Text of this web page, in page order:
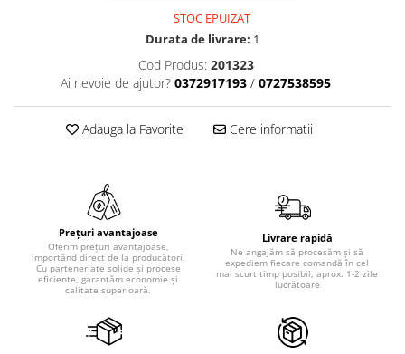
STOC EPUIZAT
Durata de livrare: 1
Cod Produs: 201323
Ai nevoie de ajutor? 0372917193 / 0727538595
Adauga la Favorite Cere informatii
Prețuri avantajoase
Oferim prețuri avantajoase,
importând direct de la producători.
Cu parteneriate solide și procese
eficiente, garantăm economie și
calitate superioară.
Livrare rapidă
Ne angajăm să procesăm și să
expediem fiecare comandă în cel
mai scurt timp posibil, aprox. 1-2 zile
lucrătoare